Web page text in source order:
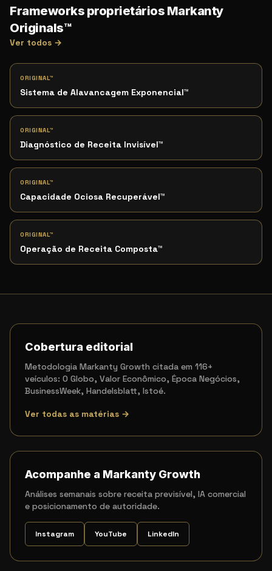
Frameworks proprietários Markanty
Originals™
Ver todos →
ORIGINAL™
Sistema de Alavancagem Exponencial™
ORIGINAL™
Diagnóstico de Receita Invisível™
ORIGINAL™
Capacidade Ociosa Recuperável™
ORIGINAL™
Operação de Receita Composta™
Cobertura editorial
Metodologia Markanty Growth citada em 116+
veículos: O Globo, Valor Econômico, Época Negócios,
BusinessWeek, Handelsblatt, Istoé.
Ver todas as matérias →
Acompanhe a Markanty Growth
Análises semanais sobre receita previsível, IA comercial
e posicionamento de autoridade.
Instagram YouTube LinkedIn